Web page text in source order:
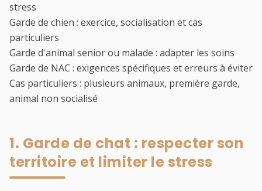
stress
Garde de chien : exercice, socialisation et cas
particuliers
Garde d'animal senior ou malade : adapter les soins
Garde de NAC : exigences spécifiques et erreurs à éviter
Cas particuliers : plusieurs animaux, première garde,
animal non socialisé
1. Garde de chat : respecter son
territoire et limiter le stress